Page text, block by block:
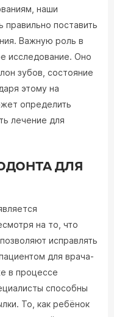
наши
поставить
Важную роль в
исследование. Оно
зубов, состояние
этому на
определить
лечение для
ДЛЯ
на то, что
исправлять
для врача-
в процессе
способны
То, как ребёнок